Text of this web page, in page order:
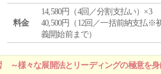
料金
14,580円（4回／分割支払い）×3
40,500円（12回／一括前納支払※
義開始前まで）
～様々な展開法とリーディングの極意を身